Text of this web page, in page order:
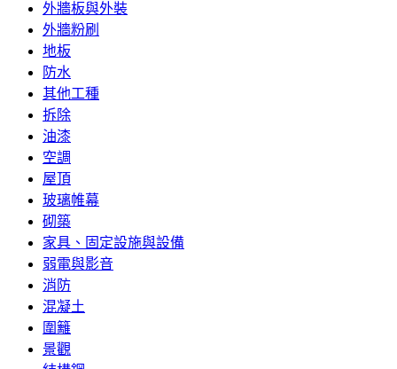
外牆板與外裝
外牆粉刷
地板
防水
其他工種
拆除
油漆
空調
屋頂
玻璃帷幕
砌築
家具、固定設施與設備
弱電與影音
消防
混凝土
圍籬
景觀